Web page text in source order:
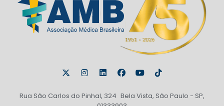
Rua São Carlos do Pinhal, 324 Bela Vista, São Paulo - SP,